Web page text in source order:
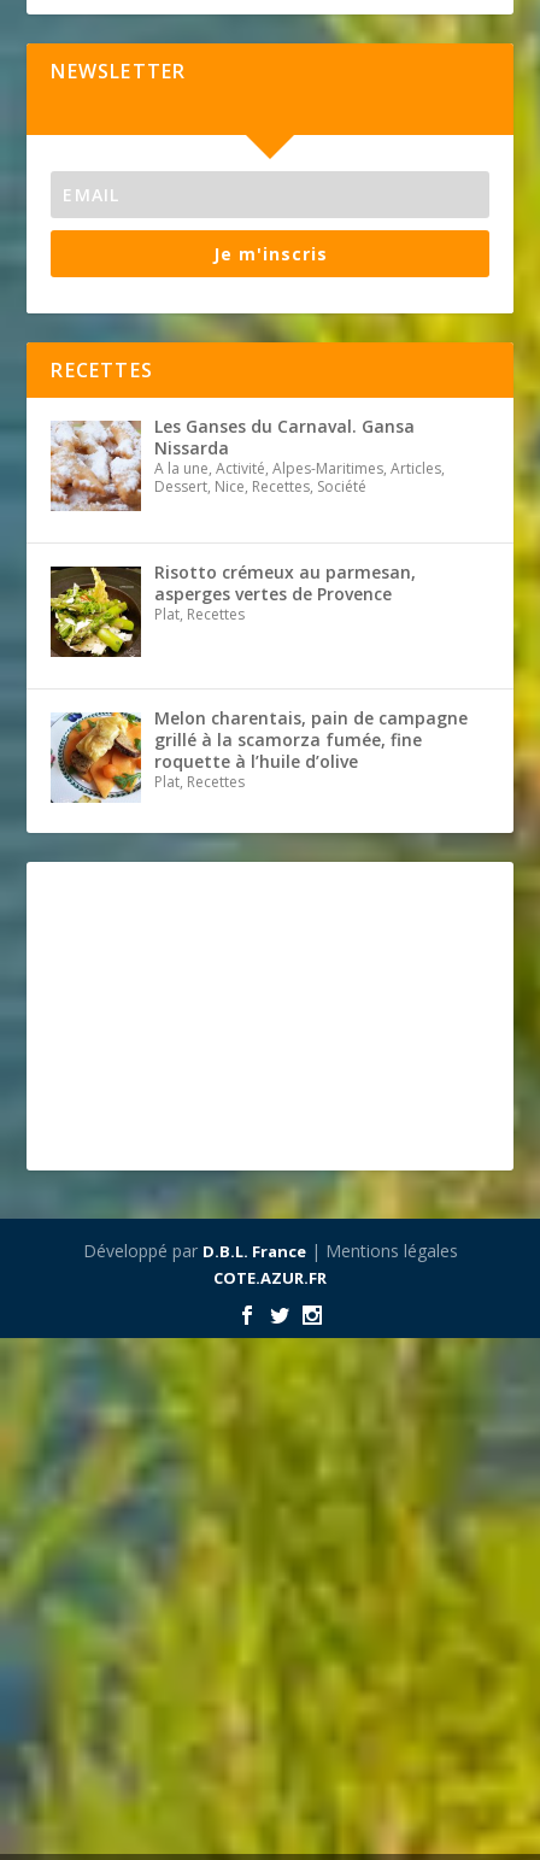
NEWSLETTER
Je m'inscris
RECETTES
Les Ganses du Carnaval. Gansa
Nissarda
A la une, Activité, Alpes-Maritimes, Articles,
Dessert, Nice, Recettes, Société
Risotto crémeux au parmesan,
asperges vertes de Provence
Plat, Recettes
Melon charentais, pain de campagne
grillé à la scamorza fumée, fine
roquette à l’huile d’olive
Plat, Recettes
Développé par D.B.L. France| Mentions légales
COTE.AZUR.FR